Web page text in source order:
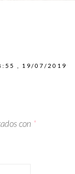
, 19/07/2019
con *